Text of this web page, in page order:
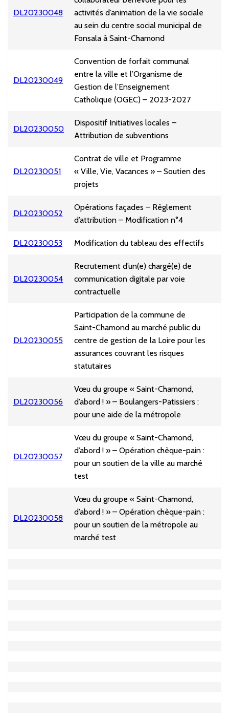
DL20230048
activités d’animation de la vie sociale
au sein du centre social municipal de
Fonsala à Saint-Chamond
DL20230049
Convention de forfait communal
entre la ville et l’Organisme de
Gestion de l’Enseignement
Catholique (OGEC) – 2023-2027
DL20230050
Dispositif Initiatives locales –
Attribution de subventions
DL20230051
Contrat de ville et Programme
« Ville, Vie, Vacances » – Soutien des
projets
DL20230052
Opérations façades – Règlement
d’attribution – Modification n°4
DL20230053 Modification du tableau des effectifs
DL20230054
Recrutement d’un(e) chargé(e) de
communication digitale par voie
contractuelle
DL20230055
Participation de la commune de
Saint-Chamond au marché public du
centre de gestion de la Loire pour les
assurances couvrant les risques
statutaires
DL20230056
Vœu du groupe « Saint-Chamond,
d’abord ! » – Boulangers-Patissiers :
pour une aide de la métropole
DL20230057
Vœu du groupe « Saint-Chamond,
d’abord ! » – Opération chèque-pain :
pour un soutien de la ville au marché
test
DL20230058
Vœu du groupe « Saint-Chamond,
d’abord ! » – Opération chèque-pain :
pour un soutien de la métropole au
marché test